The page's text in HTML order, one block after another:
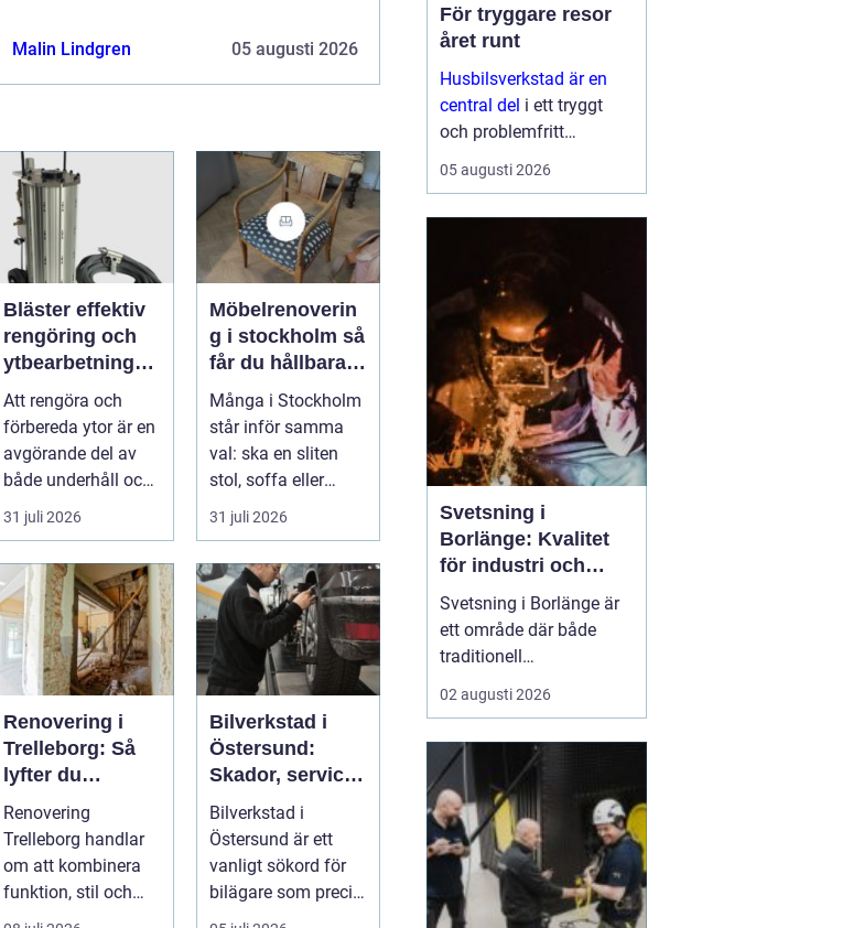
Malin Lindgren 05 augusti 2026
Bläster effektiv
rengöring och
ytbearbetning
för proffs och
hantverkare
Att rengöra och
förbereda ytor är en
avgörande del av
både underhåll och
renovering. Färg,
rost, smu...
31 juli 2026
Möbelrenoverin
g i stockholm så
får du hållbara
och vackra
möbler
Många i Stockholm
står inför samma
val: ska en sliten
stol, soffa eller
fåtölj slängas,
säljas billi...
31 juli 2026
Renovering i
Trelleborg: Så
lyfter du
hemmet på ett
smart sätt
Renovering
Trelleborg handlar
om att kombinera
funktion, stil och
långsiktig ekonomi i
Bilverkstad i
Östersund:
Skador, service
och smarta val
för din bil
Bilverkstad i
Östersund är ett
vanligt sökord för
bilägare som precis
f&ari...
För tryggare resor
året runt
Husbilsverkstad är en
central del i ett tryggt
och problemfritt
husbilsliv. När en husbil
används som både
05 augusti 2026
Svetsning i
Borlänge: Kvalitet
för industri och
konstruktion
Svetsning i Borlänge är
ett område där både
traditionell
verkstadsindustri och
moderna
möts. I takt med att
kraven på hållbara
lösningar och hög
produktionssäkerhet ö...
02 augusti 2026